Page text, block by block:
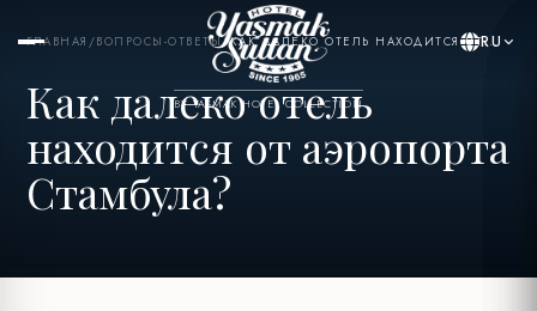
BY YASMAK HOTEL COLLECTION
RU
ГЛАВНАЯ /ВОПРОСЫ-ОТВЕТЫ/КАК ДАЛЕКО ОТЕЛЬ НАХОДИТСЯ ОТ...
Как далеко отель
находится от аэропорта
Стамбула?